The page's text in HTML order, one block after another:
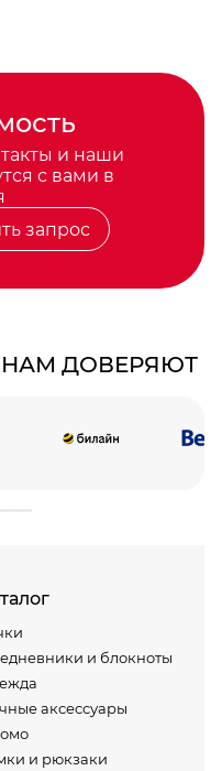
и наши
с вами в
запрос
ДОВЕРЯЮТ
и блокноты
аксессуары
и рюкзаки